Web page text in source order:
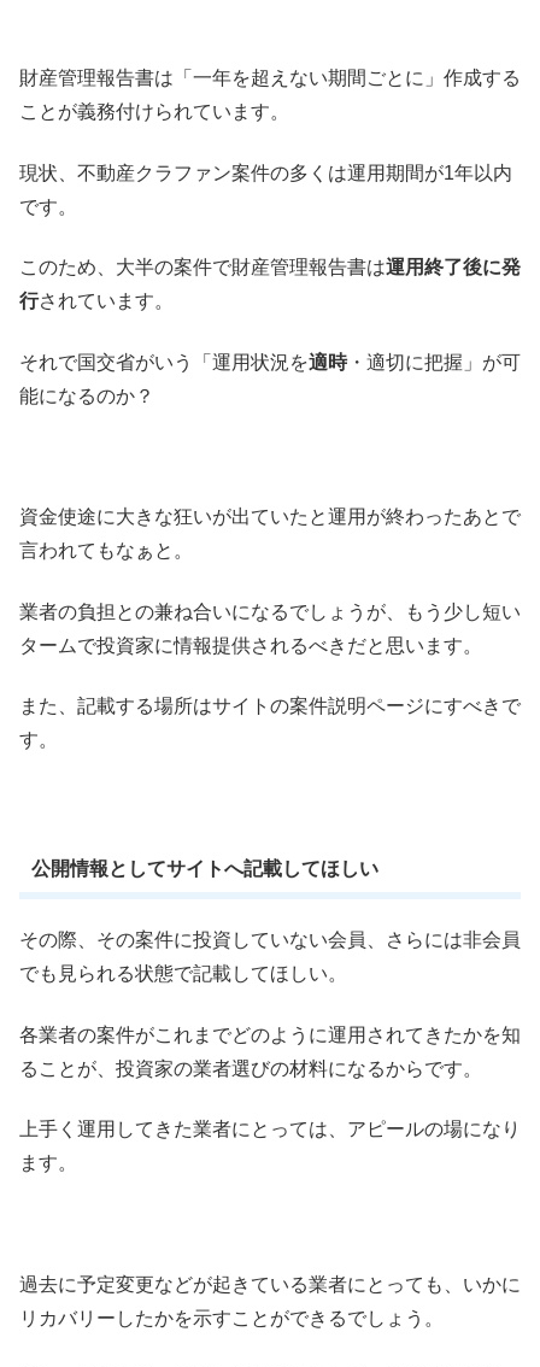
財産管理報告書は「一年を超えない期間ごとに」作成する
ことが義務付けられています。
現状、不動産クラファン案件の多くは運用期間が1年以内
です。
このため、大半の案件で財産管理報告書は運用終了後に発
行されています。
それで国交省がいう「運用状況を適時・適切に把握」が可
能になるのか？
資金使途に大きな狂いが出ていたと運用が終わったあとで
言われてもなぁと。
業者の負担との兼ね合いになるでしょうが、もう少し短い
タームで投資家に情報提供されるべきだと思います。
また、記載する場所はサイトの案件説明ページにすべきで
す。
公開情報としてサイトへ記載してほしい
その際、その案件に投資していない会員、さらには非会員
でも見られる状態で記載してほしい。
各業者の案件がこれまでどのように運用されてきたかを知
ることが、投資家の業者選びの材料になるからです。
上手く運用してきた業者にとっては、アピールの場になり
ます。
過去に予定変更などが起きている業者にとっても、いかに
リカバリーしたかを示すことができるでしょう。